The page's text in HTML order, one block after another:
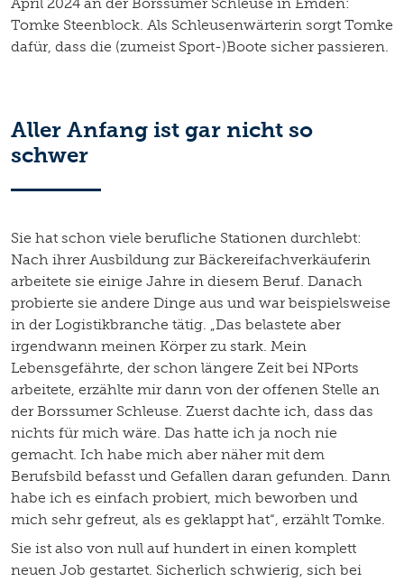
Tomke Steenblock. Als Schleusenwärterin sorgt Tomke
dafür, dass die (zumeist Sport-)Boote sicher passieren.
Aller Anfang ist gar nicht so
schwer
Sie hat schon viele berufliche Stationen durchlebt:
Nach ihrer Ausbildung zur Bäckereifachverkäuferin
arbeitete sie einige Jahre in diesem Beruf. Danach
probierte sie andere Dinge aus und war beispielsweise
in der Logistikbranche tätig. „Das belastete aber
irgendwann meinen Körper zu stark. Mein
Lebensgefährte, der schon längere Zeit bei NPorts
arbeitete, erzählte mir dann von der offenen Stelle an
der Borssumer Schleuse. Zuerst dachte ich, dass das
nichts für mich wäre. Das hatte ich ja noch nie
gemacht. Ich habe mich aber näher mit dem
Berufsbild befasst und Gefallen daran gefunden. Dann
habe ich es einfach probiert, mich beworben und
mich sehr gefreut, als es geklappt hat“, erzählt Tomke.
Sie ist also von null auf hundert in einen komplett
neuen Job gestartet. Sicherlich schwierig, sich bei